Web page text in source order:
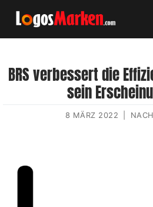
BRS verbessert die
sein
8 MÄRZ 2022